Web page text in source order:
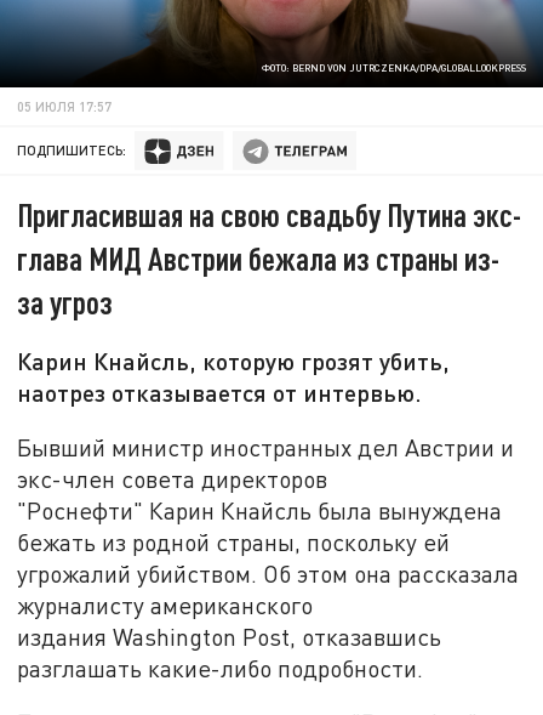
ФОТО: BERND VON JUTRCZENKA/DPA/GLOBALLOOKPRESS
05 ИЮЛЯ 17:57
ПОДПИШИТЕСЬ:
Пригласившая на свою свадьбу Путина экс-
глава МИД Австрии бежала из страны из-
за угроз
Карин Кнайсль, которую грозят убить,
наотрез отказывается от интервью.
Бывший министр иностранных дел Австрии и
экс-член совета директоров
"Роснефти" Карин Кнайсль была вынуждена
бежать из родной страны, поскольку ей
угрожалий убийством. Об этом она рассказала
журналисту американского
издания Washington Post, отказавшись
разглашать какие-либо подробности.